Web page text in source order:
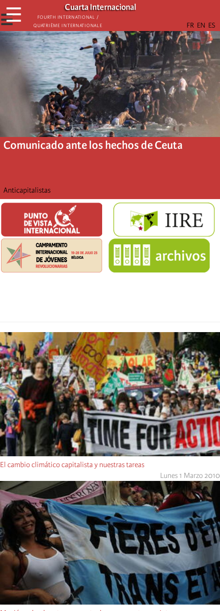
Skip
to
main
content
Cuarta Internacional
Fourth International /
Quatrième internationale
☰
☰
Comunicado ante los hechos de Ceuta
Anticapitalistas
El cambio climático capitalista y nuestras tareas
Lunes 1 Marzo 2010